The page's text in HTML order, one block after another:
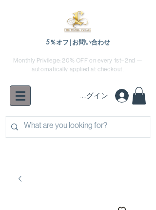
5％オフ|お問い合わせ
Monthly Privilege: 20% OFF on every 1st–2nd —
automatically applied at checkout.
ログイン